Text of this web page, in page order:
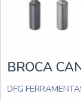
BROCA
DFG